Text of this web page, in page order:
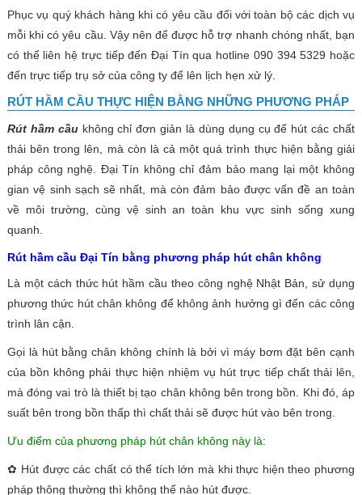
Phục vụ quý khách hàng khi có yêu cầu đối với toàn bộ các dịch vụ
mỗi khi có yêu cầu. Vậy nên để được hỗ trợ nhanh chóng nhất, bạn
có thể liên hệ trực tiếp đến Đại Tín qua hotline 090 394 5329 hoặc
đến trực tiếp trụ sở của công ty để lên lịch hẹn xử lý.
RÚT HẦM CẦU THỰC HIỆN BẰNG NHỮNG PHƯƠNG PHÁP
Rút hầm cầukhông chỉ đơn giản là dùng dụng cụ để hút các chất
thải bên trong lên, mà còn là cả một quá trình thực hiện bằng giải
pháp công nghệ. Đại Tín không chỉ đảm bảo mang lại một không
gian vệ sinh sạch sẽ nhất, mà còn đảm bảo được vấn đề an toàn
về môi trường, cùng vệ sinh an toàn khu vực sinh sống xung
quanh.
Rút hầm cầu Đại Tín bằng phương pháp hút chân không
Là một cách thức hút hầm cầu theo công nghệ Nhật Bản, sử dụng
phương thức hút chân không để không ảnh hưởng gì đến các công
trình lân cận.
Gọi là hút bằng chân không chính là bởi vì máy bơm đặt bên cạnh
của bồn không phải thực hiện nhiệm vụ hút trực tiếp chất thải lên,
mà đóng vai trò là thiết bị tạo chân không bên trong bồn. Khi đó, áp
suất bên trong bồn thấp thì chất thải sẽ được hút vào bên trong.
Ưu điểm của phương pháp hút chân không này là:
✿ Hút được các chất có thể tích lớn mà khi thực hiện theo phương
pháp thông thường thì không thể nào hút được.